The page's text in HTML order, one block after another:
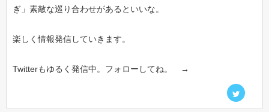
ぎ」素敵な巡り合わせがあるといいな。
楽しく情報発信していきます。
Twitterもゆるく発信中。フォローしてね。 →